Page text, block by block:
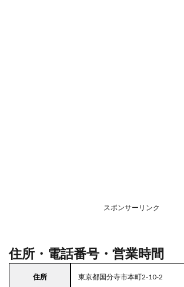
友
5
東京
スポンサーリンク
住所・電話番号・営業時間
住所 東京都国分寺市本町2-10-2